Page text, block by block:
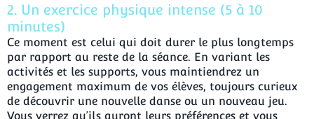
2. Un exercice physique intense (5 à 10
minutes)
Ce moment est celui qui doit durer le plus longtemps
par rapport au reste de la séance. En variant les
activités et les supports, vous maintiendrez un
engagement maximum de vos élèves, toujours curieux
de découvrir une nouvelle danse ou un nouveau jeu.
Vous verrez qu’ils auront leurs préférences et vous